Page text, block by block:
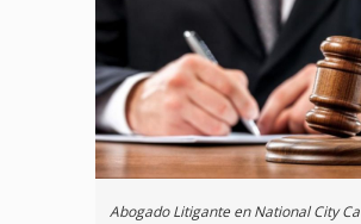
Abogado Litigante en National City Ca